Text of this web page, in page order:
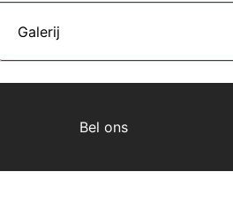
Galerij
Bel ons